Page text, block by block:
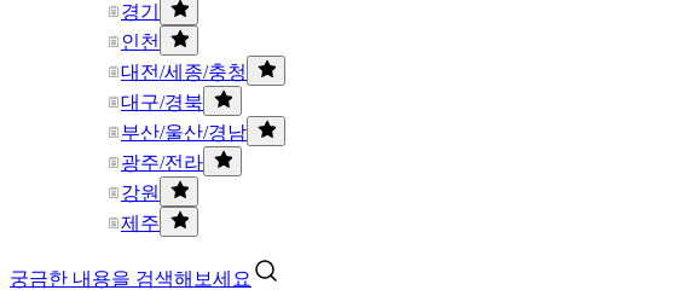
경기
인천
대전/세종/충청
대구/경북
부산/울산/경남
광주/전라
강원
제주
궁금한 내용을 검색해보세요